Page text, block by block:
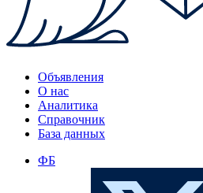
Объявления
О нас
Аналитика
Справочник
База данных
ФБ